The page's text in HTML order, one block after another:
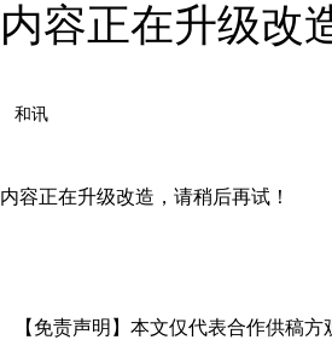
内容正在升级改
和讯
内容正在升级改造，请稍后再试！
【免责声明】本文仅代表合作供稿方